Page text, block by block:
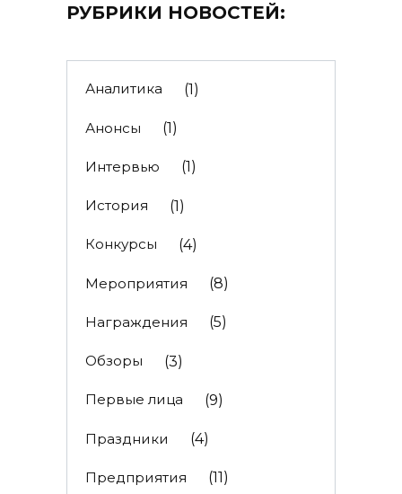
РУБРИКИ НОВОСТЕЙ:
Аналитика (1)
Анонсы (1)
Интервью (1)
История (1)
Конкурсы (4)
Мероприятия (8)
Награждения (5)
Обзоры (3)
Первые лица (9)
Праздники (4)
Предприятия (11)